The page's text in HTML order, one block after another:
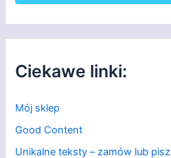
Ciekawe linki:
Mój sklep
Good Content
Unikalne teksty – zamów lub pisz